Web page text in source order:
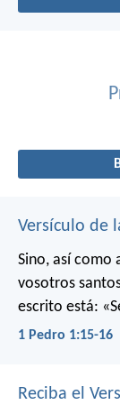
Versículo de
Sino, así como
vosotros
escrito está:
1 Pedro 1:15-16
Reciba el